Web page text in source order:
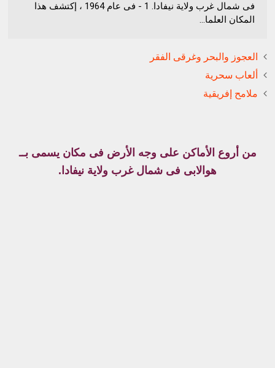
فى شمال غرب ولاية نيفادا. 1 - فى عام 1964 ، إكتشف هذا
المكان العلما...
العجوز والبحر وغرقى الفقر
ألعاب سحرية
ملامح إفريقية
من أروع الأماكن على وجه الأرض فى مكان يسمى بــ
هوالابى فى شمال غرب ولاية نيفادا.